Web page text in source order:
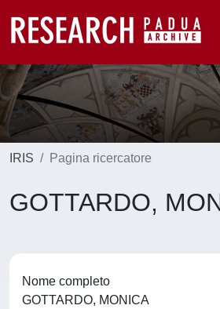
IRIS Pagina ricercatore
GOTTARDO,
Nome completo
GOTTARDO, MONICA